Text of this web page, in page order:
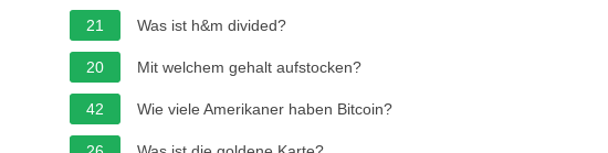
21
Was ist h&m divided?
20 Mit welchem gehalt aufstocken?
42 Wie viele Amerikaner haben Bitcoin?